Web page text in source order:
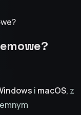
i macOS, z